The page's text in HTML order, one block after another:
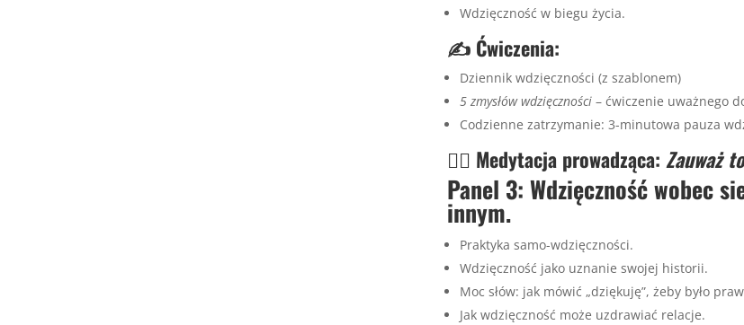
Wdzięczność w biegu życia.
✍️ Ćwiczenia:
Dziennik wdzięczności (z szablonem)
5 zmysłów wdzięczności – ćwiczenie uważnego
Codzienne zatrzymanie: 3-minutowa pauza
🧘‍♀️ Medytacja prowadząca:Zauważ
Panel 3: Wdzięczność wobec
innym.
Praktyka samo-wdzięczności.
Wdzięczność jako uznanie swojej historii.
Moc słów: jak mówić „dziękuję”, żeby było
Jak wdzięczność może uzdrawiać relacje.